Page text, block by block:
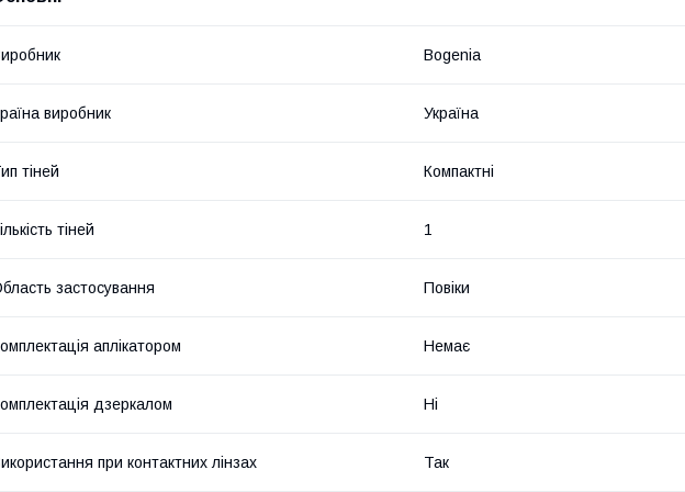
Bogenia
виробник Україна
тіней Компактні
тіней 1
застосування Повіки
аплікатором Немає
дзеркалом Ні
при контактних лінзах Так